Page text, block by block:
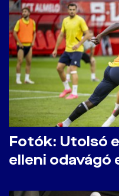
Fotók: Utolsó
elleni odavágó